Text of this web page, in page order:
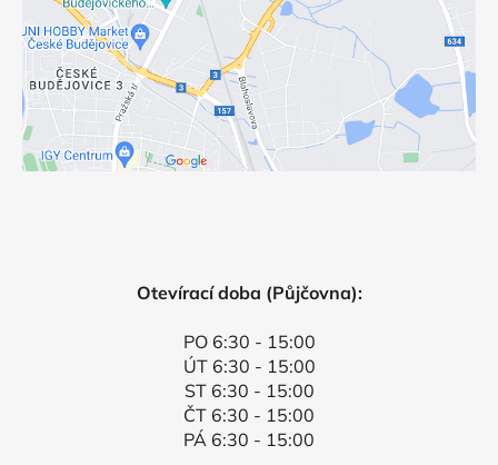
Otevírací doba (Půjčovna):
PO 6:30 - 15:00
ÚT 6:30 - 15:00
ST 6:30 - 15:00
ČT 6:30 - 15:00
PÁ 6:30 - 15:00